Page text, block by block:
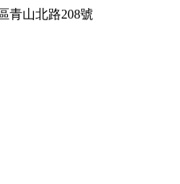
青山北路208號